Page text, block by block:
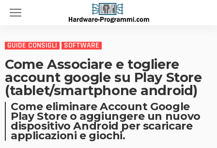
GUIDE CONSIGLI SOFTWARE
Come Associare e togliere
account google su Play Store
(tablet/smartphone android)
Come eliminare Account Google
Play Store o aggiungere un nuovo
dispositivo Android per scaricare
applicazioni e giochi.